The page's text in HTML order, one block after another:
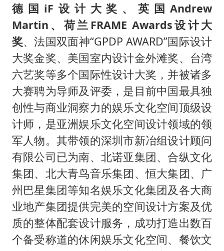
德国iF设计大奖、英国Andrew
Martin、荷兰FRAME Awards设计大
奖、法国双面神“GPDP AWARD”国际设计
大奖金奖、美国室内设计金外滩奖、台湾
六艺奖等多个国际性设计大奖，并被诸多
大赛聘为导师及评委，是目前中国最具独
创性与商业洞察力的娱乐文化空间顶级设
计师，是亚洲娱乐文化空间设计领域的领
军人物。其带领的深圳市新冶组设计顾问
有限公司已为南、北诺亚集团、合纵文化
集团、北大青鸟音乐集团、恒大集团、广
州巴星集团等知名娱乐文化集团及各大商
业地产集团提供完美的空间设计方案及优
质的整体配套设计服务，成功打造出数百
个备受称道的休闲娱乐文化空间、餐饮文